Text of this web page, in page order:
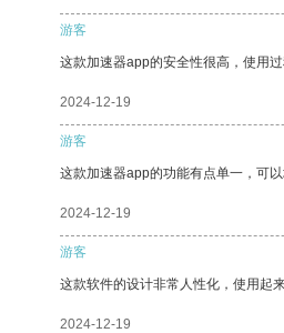
游客
这款加速器app的安全性很高，使用
2024-12-19
游客
这款加速器app的功能有点单一，可
2024-12-19
游客
这款软件的设计非常人性化，使用起来
2024-12-19